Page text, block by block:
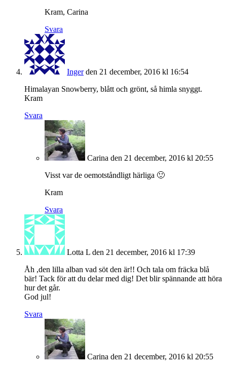
Kram, Carina
Svara
Inger den 21 december, 2016 kl 16:54
Himalayan Snowberry, blått och grönt, så himla snyggt.
Kram
Svara
Carina den 21 december, 2016 kl 20:55
Visst var de oemotståndligt härliga 🙂
Kram
Svara
Lotta L den 21 december, 2016 kl 17:39
Åh ,den lilla alban vad söt den är!! Och tala om fräcka blå
bär! Tack för att du delar med dig! Det blir spännande att höra
hur det går.
God jul!
Svara
Carina den 21 december, 2016 kl 20:55